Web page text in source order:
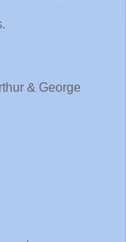
& George